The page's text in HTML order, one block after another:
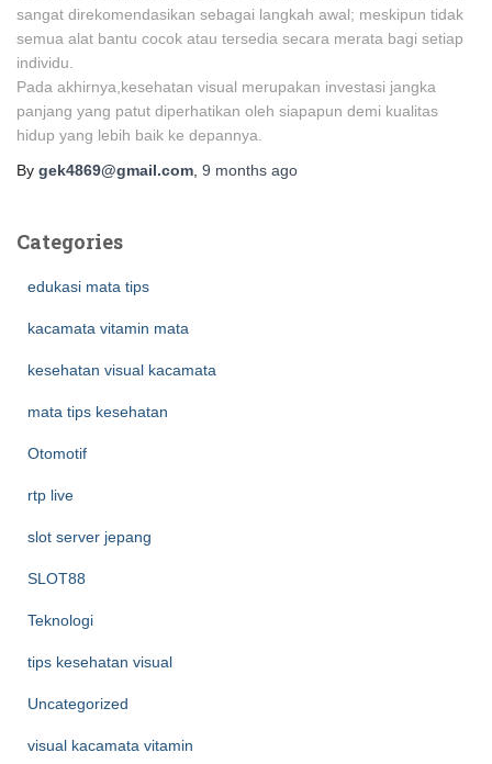
sangat direkomendasikan sebagai langkah awal; meskipun tidak
semua alat bantu cocok atau tersedia secara merata bagi setiap
individu.
Pada akhirnya,kesehatan visual merupakan investasi jangka
panjang yang patut diperhatikan oleh siapapun demi kualitas
hidup yang lebih baik ke depannya.
By gek4869@gmail.com 9 months ago
Categories
edukasi mata tips
kacamata vitamin mata
kesehatan visual kacamata
mata tips kesehatan
Otomotif
rtp live
slot server jepang
SLOT88
Teknologi
tips kesehatan visual
Uncategorized
visual kacamata vitamin